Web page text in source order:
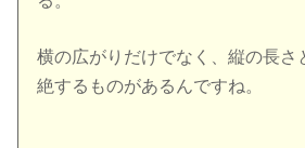
横の広がりだけでなく、縦の長さ
絶するものがあるんですね。